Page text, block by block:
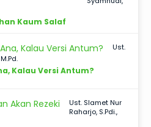
Kaum Salaf
Ust.
Kalau Versi Antum?
Ust. Slamet Nur
Raharjo, S.Pdi.,